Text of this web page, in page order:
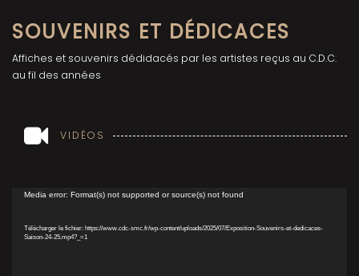
SOUVENIRS ET DÉDICACES
Affiches et souvenirs dédidacés par les artistes reçus au C.D.C.
au fil des années
VIDÉOS
Lecteur
Media error: Format(s) not supported or source(s) not found
Télécharger le fichier: https://www.cdc-smc.fr/wp-content/uploads/2025/07/Exposition-Souvenirs-et-dedicaces-
Saison-24-25.mp4?_=1